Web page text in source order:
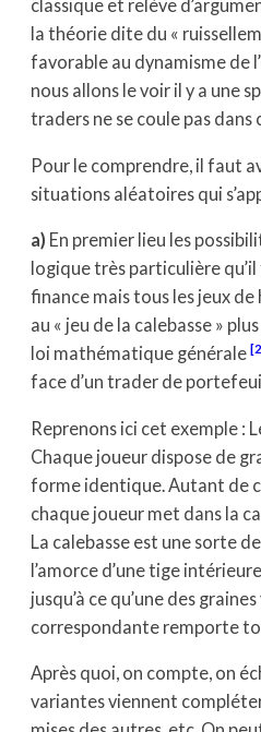
classique et relève
la théorie dite du «
favorable au dynamisme de
nous allons le voir il y a une
traders ne se coule pas dans
Pour le comprendre, il faut
situations aléatoires qui
a) En premier lieu les
logique très particulière
finance mais tous les jeux
au « jeu de la calebasse »
loi mathématique générale
face d’un trader de
Reprenons ici cet exemple :
Chaque joueur dispose de
forme identique. Autant de
chaque joueur met dans la
La calebasse est une sorte
l’amorce d’une tige
jusqu’à ce qu’une des
correspondante remporte
Après quoi, on compte, on
variantes viennent